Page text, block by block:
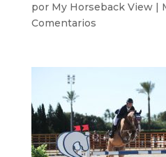
por My Horseback View|
Comentarios